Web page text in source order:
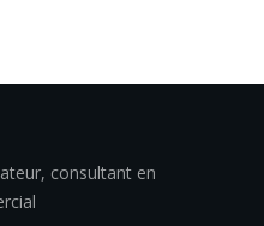
consultant en